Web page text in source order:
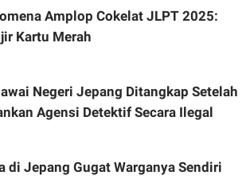
Amplop Cokelat JLPT 2025:
Kartu Merah
Negeri Jepang Ditangkap Setelah
Agensi Detektif Secara Ilegal
di Jepang Gugat Warganya Sendiri